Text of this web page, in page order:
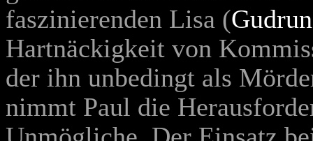
faszinierenden Lisa (
Hartnäckigkeit von
der ihn unbedingt als
nimmt Paul die